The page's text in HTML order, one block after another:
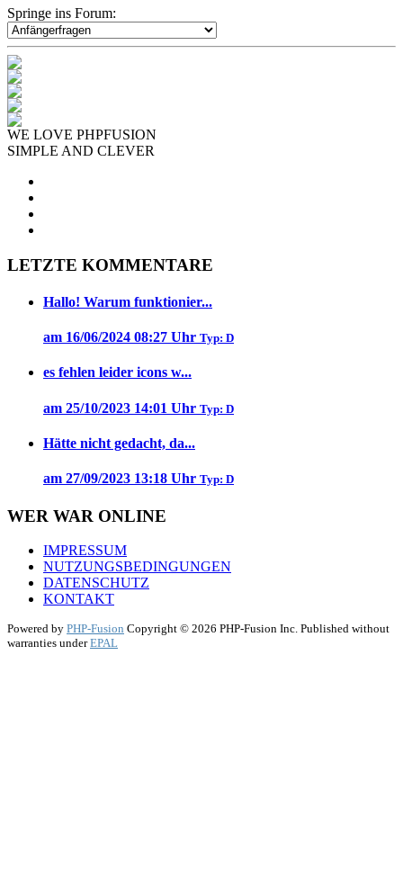
Springe ins Forum:
WE LOVE PHPFUSION
SIMPLE AND CLEVER
LETZTE KOMMENTARE
Hallo! Warum funktionier...
am 16/06/2024 08:27 Uhr Typ: D
es fehlen leider icons w...
am 25/10/2023 14:01 Uhr Typ: D
Hätte nicht gedacht, da...
am 27/09/2023 13:18 Uhr Typ: D
WER WAR ONLINE
IMPRESSUM
NUTZUNGSBEDINGUNGEN
DATENSCHUTZ
KONTAKT
Powered by PHP-Fusion Copyright © 2026 PHP-Fusion Inc. Published without
warranties underEPAL